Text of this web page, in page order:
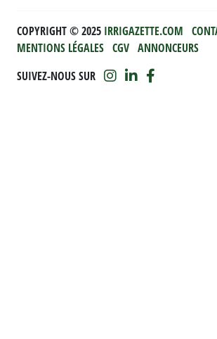
COPYRIGHT ©️ 2025 IRRIGAZETTE.COM
MENTIONS LÉGALES CGV ANNONCEURS
SUIVEZ-NOUS SUR